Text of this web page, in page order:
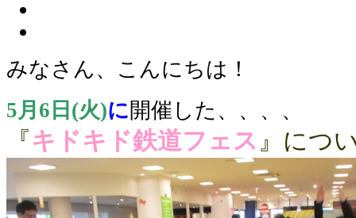
みなさん、こんにちは！
5月6日(火)に開催した、、、、
『キドキド鉄道フェス』につ